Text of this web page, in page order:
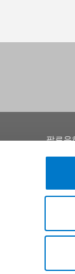
팔로우
이니셔